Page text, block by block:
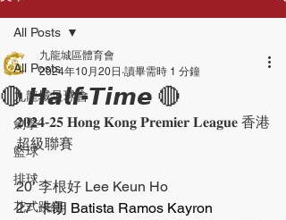
All Posts
九龍城足球會
劍擊
籃球
排球
花式跳繩
All Posts
🔴 𝙃𝙖𝙡𝙛-𝙏𝙞𝙢𝙚 🔴
九龍城區體育會
2024年10月20日 讀畢需時 1 分鐘
𝟐𝟎𝟐𝟒-𝟐𝟓 𝐇𝐨𝐧𝐠 𝐊𝐨𝐧𝐠 𝐏𝐫𝐞𝐦𝐢𝐞𝐫 𝐋𝐞𝐚𝐠𝐮𝐞 香港
超級聯賽
20’ 李根好 Lee Keun Ho
27’ 卡朗 Batista Ramos Kayron